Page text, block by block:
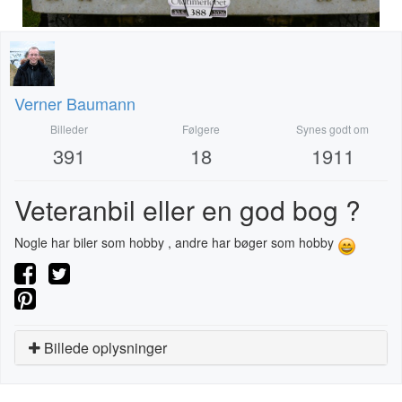
Verner Baumann
Billeder
391
Følgere
18
Synes godt om
1911
Veteranbil eller en god bog ?
Nogle har biler som hobby , andre har bøger som hobby
Billede oplysninger